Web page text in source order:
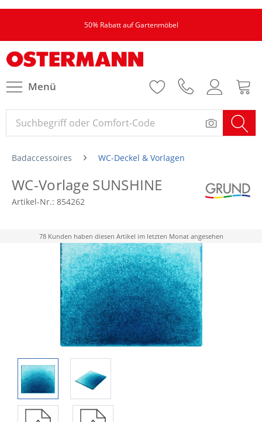
50% Rabatt auf Gartenmöbel
Menü
Badaccessoires WC-Deckel & Vorlagen
WC-Vorlage SUNSHINE
Artikel-Nr.: 854262
78 Kunden haben diesen Artikel im letzten Monat angesehen